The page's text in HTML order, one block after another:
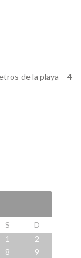
de la playa – 4
S
D
1
2
8
9